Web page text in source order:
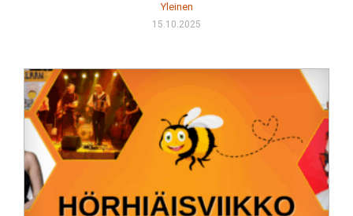
Yleinen
15.10.2025